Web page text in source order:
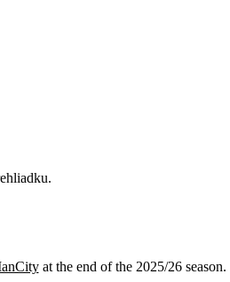
at the end of the 2025/26 season.